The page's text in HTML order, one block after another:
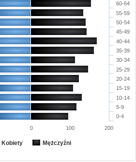
Kobiety Mężczyźni
0-4
5-9
10-14
15-19
20-24
25-29
30-34
35-39
40-44
45-49
50-54
55-59
60-64
0 100 200